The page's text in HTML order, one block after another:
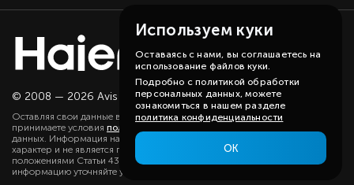
© 2008 — 2026 Avis group.Карта сайта
Оставляя свои данные в любой форме на сайте, вы даете согласие и
принимаете условия политики
данных. Информация на данном сайте носит ознакомительный
характер и не является публичной офертой, определяемой
положениями Статьи 437(2) ГК РФ. Существенную для вас
информацию уточняйте у наших менеджеров.
Используем куки
Оставаясь с нами, вы соглашаетесь на
использование файлов куки.
Подробно с политикой обработки
персональных данных, можете
ознакомиться в нашем разделе
политика конфиденциальности
ОК